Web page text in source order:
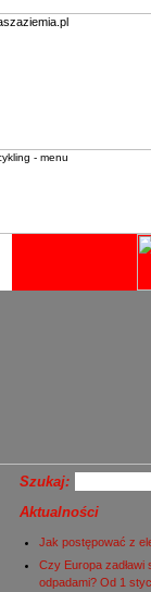
Szukaj:
Aktualności
Jak postępować z
Czy Europa zadławi
odpadami? Od 1